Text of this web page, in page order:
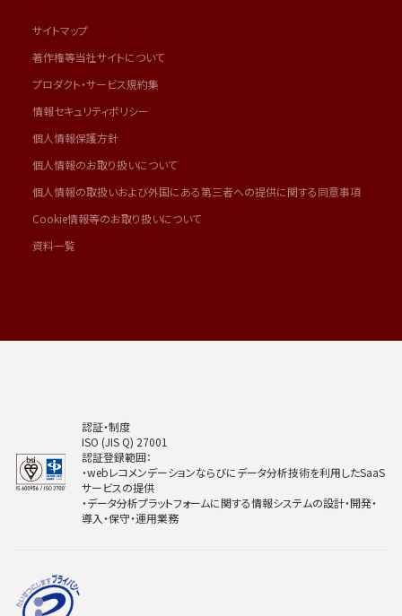
サイトマップ
著作権等当社サイトについて
プロダクト・サービス規約集
情報セキュリティポリシー
個人情報保護方針
個人情報のお取り扱いについて
個人情報の取扱いおよび外国にある第三者への提供に関する同意事項
Cookie情報等のお取り扱いについて
資料一覧
認証・制度
ISO (JIS Q) 27001
認証登録範囲：
・webレコメンデーションならびにデータ分析技術を利用したSaaS
サービスの提供
・データ分析プラットフォームに関する情報システムの設計・開発・
導入・保守・運用業務